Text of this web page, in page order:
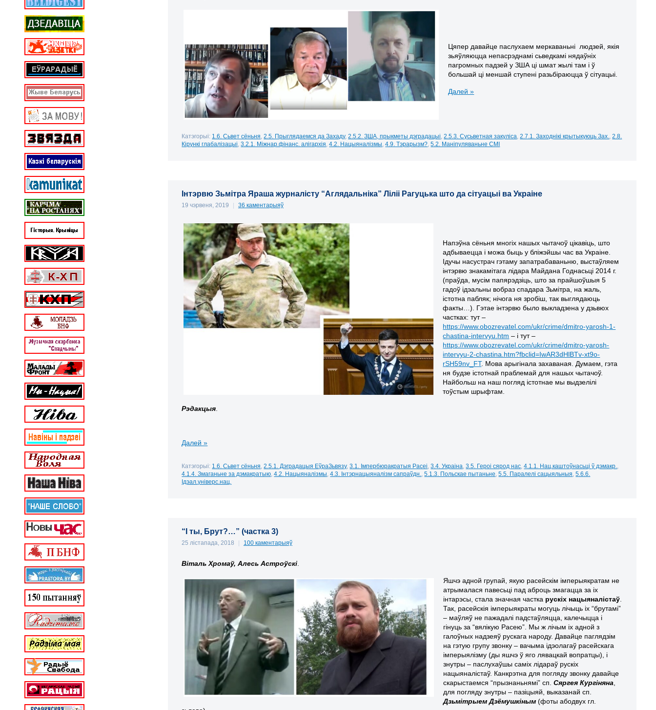
Цяпер давайце паслухаем меркаваньні людзей, якія
зьяўляюцца непасрэднамі сьведкамі нядаўніх
пагромных падзей у ЗША ці шмат жылі там і ў
большай ці меншай ступені разьбіраюцца ў сітуацыі.
Далей »
Катэгорыі: 1.6. Сьвет сёньня ,2.5. Прыглядаемся да Захаду,2.5.2. ЗША, прыкметы дэградацыі ,2.5.3. Сусьветная закуліса ,2.7.1. Заходнікі крытыкуюць Зах. ,2.8.
Кірункі глабалізацыі ,3.2.1. Міжнар.фінанс. алігархія ,4.2. Нацыяналізмы ,4.9. Тэрарызм? ,5.2. Маніпуляваньне СМІ
Інтэрвю Зьмітра Яраша журналісту “Аглядальніка” Ліліі Рагуцька што да сітуацыі ва Украіне
19 чэрвеня, 2019 36 каментарыяў
Напэўна сёньня многіх нашых чытачоў цікавіць, што
адбываецца і можа быць у бліжэйшы час ва Украіне.
Ідучы насустрач гэтаму запатрабаваньню, выстаўляем
інтэрвю знакамітага лідара Майдана Годнасьці 2014 г.
(праўда, мусім папярэдзіць, што за прайшоўшыя 5
гадоў ідэальны вобраз спадара Зьмітра, на жаль,
істотна пабляк; нічога ня зробіш, так выглядаюць
факты…). Гэтае інтэрвю было выкладзена у дзьвюх
частках: тут –
https://www.obozrevatel.com/ukr/crime/dmitro-yarosh-1-
chastina-intervyu.htm – і тут –
https://www.obozrevatel.com/ukr/crime/dmitro-yarosh-
intervyu-2-chastina.htm?fbclid=IwAR3dHlBTv-xt9o-
rSH59nv_FT. Мова арыгінала захаваная. Думаем, гэта
ня будзе істотнай праблемай для нашых чытачоў.
Найбольш на наш погляд істотнае мы выдзелілі
тоўстым шрыфтам.
Рэдакцыя
Далей »
Катэгорыі: 1.6. Сьвет сёньня ,2.5.1. Дэградацыя ЕўраЗьвязу,3.1. Імпербюракратыя Расеі ,3.4. Украіна ,3.5. Героі сярод нас ,4.1.1. Нац.каштоўнасьці ў дэмакр.
4.1.4. Змаганьне за дэмакратыю ,4.2. Нацыяналізмы ,4.3. Інтэрнацыяналізм сапраўдн. ,5.1.3. Польскае пытаньне ,5.5. Паралелі сацыяльныя ,5.6.6.
Ідэал.універс.нац.
“І ты, Брут?…” (частка 3)
25 лістапада, 2018 | 100 каментарыяў
Віталь Хромаў, Алесь Астроўскі
Яшчэ адной групай, якую расейскім імперыякратам не
атрымалася павесьці пад аброць змагацца за іх
інтарэсы, стала значная частка рускіх нацыяналістаў
Так, расейскія імперыякраты могуць лічыць іх “брутамі”
– маўляў не пажадалі падстаўляцца, калечыцца і
гінуць за “вялікую Расею”. Мы ж лічым іх адной з
галоўных надзеяў рускага народу. Давайце паглядзім
на гэтую групу звонку – вачыма ідэолагаў расейскага
імперыялізму (ды яшчэ ў яго лявацкай вопратцы), і
знутры – паслухаўшы саміх лідараў рускіх
нацыяналістаў. Канкрэтна для погляду звонку давайце
скарыстаемся “прызнаньнямі” сп.Сяргея Кургіняна
для погляду знутры – пазіцыяй, выказанай сп.
Дзьмітрыем Дзёмушкіным (фоты абодвух гл.